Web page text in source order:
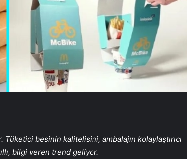
besinin kalitelisini, ambalajın kolaylaştırıcı
bilgi veren trend geliyor.